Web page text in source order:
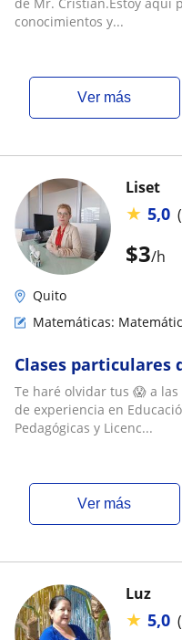
conocimientos y...
ver más
$3/h
Liset
★ 5,0
Quito
Matemáticas:
Clases particulares
Te haré olvidar tus 😱 a
de experiencia en
Pedagógicas y Licenc...
ver más
Luz
★ 5,0